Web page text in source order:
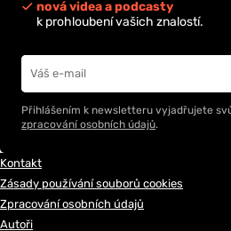
nová videa a podcasty
k prohloubení vašich znalostí.
Přihlášením k newsletteru vyjadřujete
zpracování osobních údajů.
Kontakt
Zásady používání souborů cookies
Zpracování osobních údajů
Autoři